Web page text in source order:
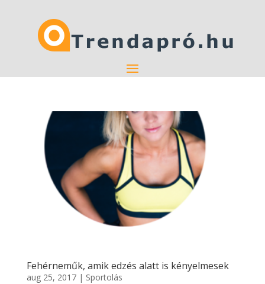
Fehérneműk, amik edzés alatt is kényelmesek
aug 25, 2017| Sportolás